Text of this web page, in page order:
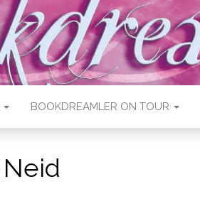
BOOKDREAMLER ON TOUR
Neid